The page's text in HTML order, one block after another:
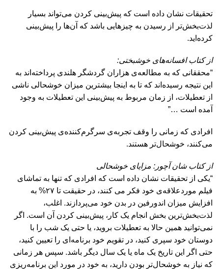
تحقیقات نشان داده است که پیش‌بینی کردن می‌تواند بسیار
لذت‌بخش‌تر از رسیدن به چیزهایی باشد که آن‌ها را پیش‌بینی
کرده‌اید.
از کتاب افسانه‌های خوشبختی:
“محققانی که به مطالعه‌ی هزاران گردشگر هلندی پرداخته‌اند به
این نتیجه‌ رسیده‌اند که تا به اینجا بیشترین میزان خوشحالی ناشی
از تعطیلات، از زمان مربوط به پیش‌بینی این تعطیلات به وجود
آمده است …”
افرادی که زمانی را وقف تجربه‌ی سرگرم‌کننده‌ی پیش‌بینی کردن
می‌کنند، خوشحال‌تر هستند.
از کتاب شان آچور: مزایای خوشحالی
“یکی از تحقیقات نشان داده است که افرادی که تنها به تماشای
فیلم موردعلاقه‌ی خود فکر می کنند، در حقیقت تا ۲۷% به
افزایش میزان اندورفین در بدن خود می‌پردازند. اغلب،
لذت‌بخش‌ترین بخش انجام یک کار، پیش‌بینی کردن آن است. اگر
نمی‌توانید همین حالا به تعطیلات بروید، یا حتی یک شب را با
دوستان خود سپری کنید، در تقویم خود برنامه‌ای را تعیین کنید،
حتی اگر این تاریخ یک ماه یا یک سال دیگر باشد. سپس هر زمانی
که نیاز به خوشحال‌تر بودن دارید، به خود در مورد این برنامه‌ریزی